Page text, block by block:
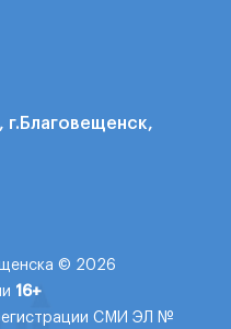
© 2026
16+
СМИ ЭЛ №